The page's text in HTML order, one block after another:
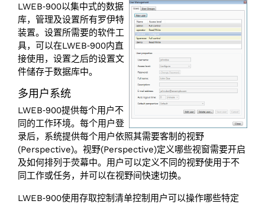
LWEB‑900以集中式的数据
库，管理及设置所有罗伊特
装置。设置所需要的软件工
具，可以在LWEB‑900内直
接使用，设置之后的设置文
件储存于数据库中。
多用户系统
LWEB‑900提供每个用户不
同的工作环境。每个用户登
录后，系统提供每个用户依照其需要客制的视野
(Perspective)。视野(Perspective)定义哪些视窗需要开启
及如何排列于荧幕中。用户可以定义不同的视野使用于不
同工作或任务，并可以在视野间快速切换。
LWEB‑900使用存取控制清单控制用户可以操作哪些特定